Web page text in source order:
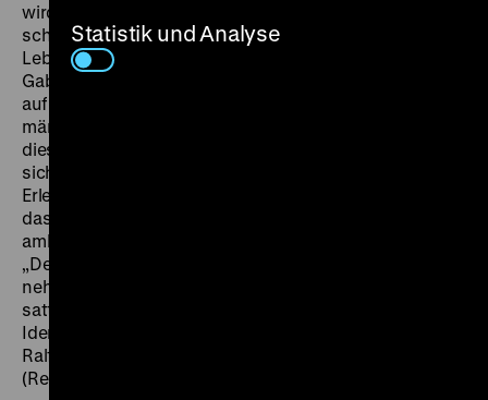
wird, oder immer wieder beklagte Kleinigkeiten wie
schlechter Kaffee. Auch seine Liebes- und
Lebensbeziehungen befriedigen ihn nicht. – Indem
Gabriele Wohmann ihren teils sanft satirischen Blick
auf einen Bereich des Literaturbetriebs an einer
männlichen Hauptfigur festmachte, vermied sie, dass
diese mit ihr identifiziert wurde. Dennoch musste sie
sich gegen die Vermutung wehren, hier eigene
Erlebnisse zu schildern. Die Kritik beklagte häufig,
dass der Inhalt des Films kalt ließe und durch eine
ambitionierte Fotografie zu Kunstgewerbe gerönne:
„Der Film ist so schön, daß man vergißt, ihn ernst zu
nehmen, die Kamera schwelgt symbolisch und in
satten Tönen, indes der Hauptdarsteller, der von einer
Identitätskrise gebeutelte Schriftsteller in der Figur des
Ralf Schermuly, bedeutsamen Leerlauf produziert.“
(Regina Rostow,
Statistik und Analyse